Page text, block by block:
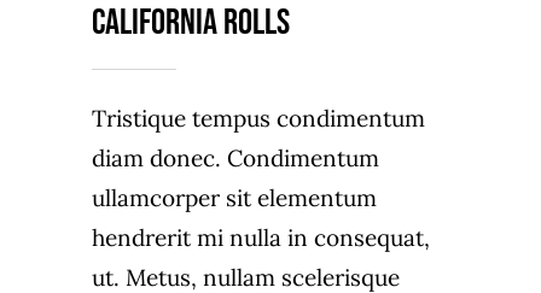
California Rolls
Tristique tempus condimentum
diam donec. Condimentum
ullamcorper sit elementum
hendrerit mi nulla in consequat,
ut. Metus, nullam scelerisque